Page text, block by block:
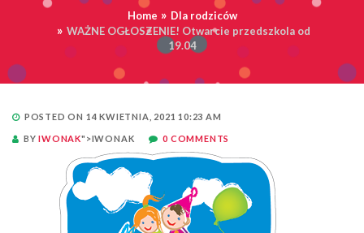
Home
Dla rodziców
WAŻNE OGŁOSZENIE! Otwarcie przedszkola od
19.04
POSTED ON 14 KWIETNIA, 2021 10:23 AM
BYIWONAK">IWONAK 0 COMMENTS